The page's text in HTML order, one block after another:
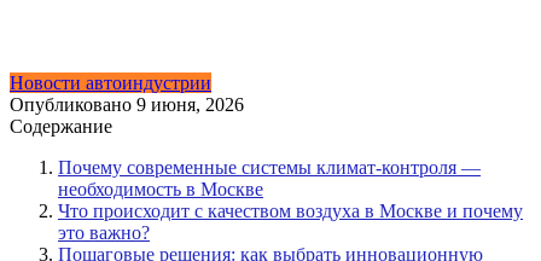
Новости автоиндустрии
Опубликовано 9 июня, 2026
Содержание
Почему современные системы климат-контроля —
необходимость в Москве
Что происходит с качеством воздуха в Москве и почему
это важно?
Пошаговые решения: как выбрать инновационную